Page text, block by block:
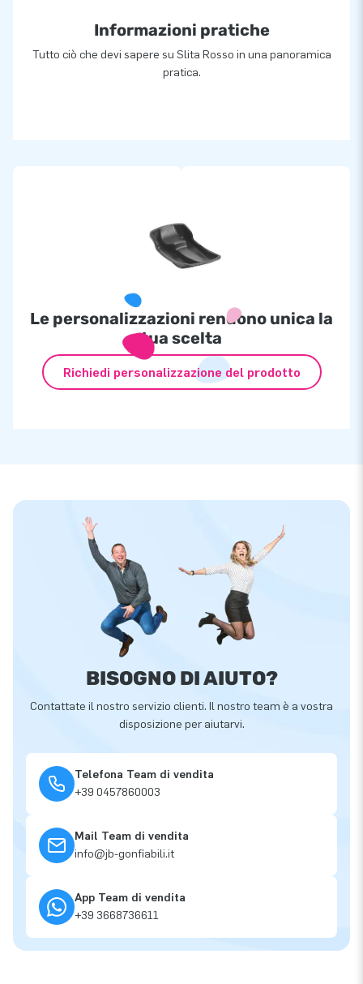
Informazioni pratiche
Tutto ciò che devi sapere su Slita Rosso in una panoramica
pratica.
Le personalizzazioni rendono unica la
tua scelta
Richiedi personalizzazione del prodotto
BISOGNO DI AIUTO?
Contattate il nostro servizio clienti. Il nostro team è a vostra
disposizione per aiutarvi.
Telefona Team di vendita
+39 0457860003
Mail Team di vendita
info@jb-gonfiabili.it
App Team di vendita
+39 3668736611